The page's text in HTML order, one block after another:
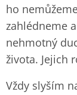
ho
zahlédneme
nehmotný
života. Jejich
Vždy slyším